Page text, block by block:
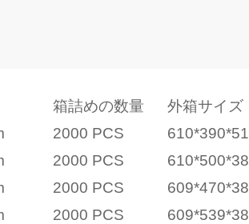
箱詰めの数量 外箱サイズ
2000 PCS
2000 PCS
2000 PCS
2000 PCS